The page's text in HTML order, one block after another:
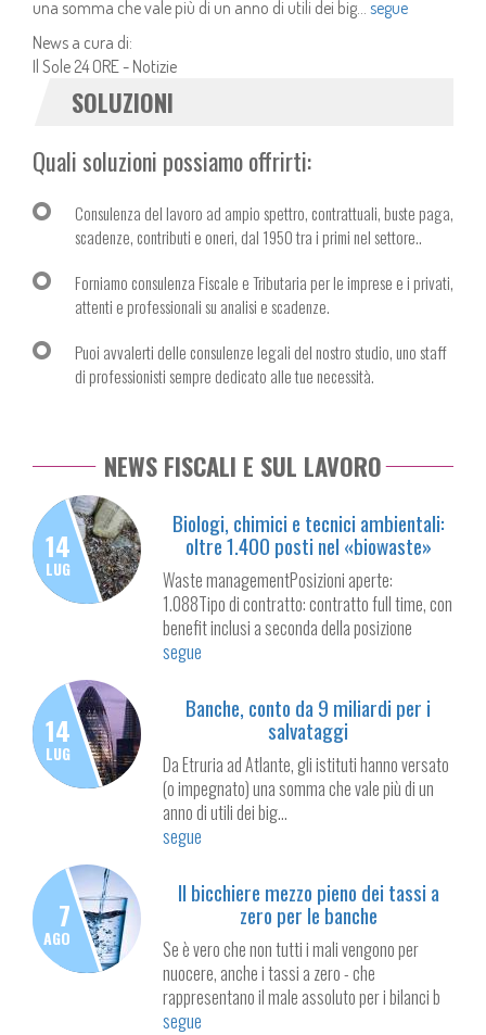
una somma che vale più di un anno di utili dei big... segue
News a cura di:
Il Sole 24 ORE - Notizie
SOLUZIONI
Quali soluzioni possiamo offrirti:
Consulenza del lavoro ad ampio spettro, contrattuali, buste paga,
scadenze, contributi e oneri, dal 1950 tra i primi nel settore..
Forniamo consulenza Fiscale e Tributaria per le imprese e i privati,
attenti e professionali su analisi e scadenze.
Puoi avvalerti delle consulenze legali del nostro studio, uno staff
di professionisti sempre dedicato alle tue necessità.
NEWS FISCALI E SUL LAVORO
14
LUG
Biologi, chimici e tecnici ambientali:
oltre 1.400 posti nel «biowaste»
Waste managementPosizioni aperte:
1.088Tipo di contratto: contratto full time, con
benefit inclusi a seconda della posizione
segue
14
LUG
Banche, conto da 9 miliardi per i
salvataggi
Da Etruria ad Atlante, gli istituti hanno versato
(o impegnato) una somma che vale più di un
anno di utili dei big...
segue
7
AGO
Il bicchiere mezzo pieno dei tassi a
zero per le banche
Se è vero che non tutti i mali vengono per
nuocere, anche i tassi a zero - che
rappresentano il male assoluto per i bilanci b
segue